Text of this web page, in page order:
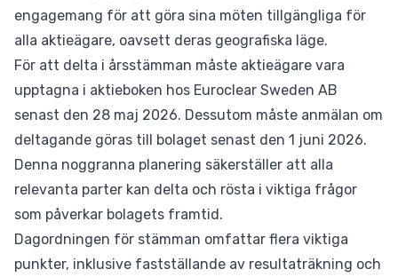
engagemang för att göra sina möten tillgängliga för
alla aktieägare, oavsett deras geografiska läge.
För att delta i årsstämman måste aktieägare vara
upptagna i aktieboken hos Euroclear Sweden AB
senast den 28 maj 2026. Dessutom måste anmälan om
deltagande göras till bolaget senast den 1 juni 2026.
Denna noggranna planering säkerställer att alla
relevanta parter kan delta och rösta i viktiga frågor
som påverkar bolagets framtid.
Dagordningen för stämman omfattar flera viktiga
punkter, inklusive fastställande av resultaträkning och